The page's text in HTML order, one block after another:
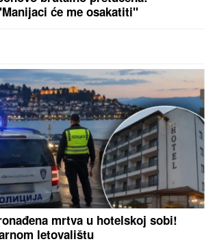
TO POMENEŠ OPET, NIKAD U
NEĆEŠ DA MI UĐEŠ!"Saša
se jednom žestoko izdrao
kuma Ćiru, razlog će vas ostaviti
šoku: "Bilo me je sramota"